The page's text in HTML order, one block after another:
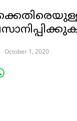
October 1, 2020